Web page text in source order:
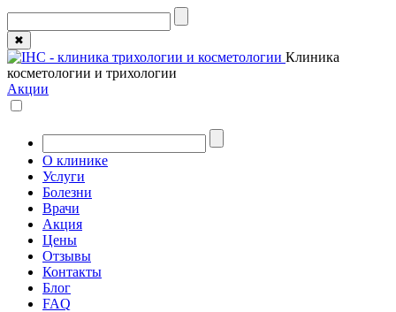
✖
Клиника
косметологии и трихологии
Акции
О клинике
Услуги
Болезни
Врачи
Акция
Цены
Отзывы
Контакты
Блог
FAQ